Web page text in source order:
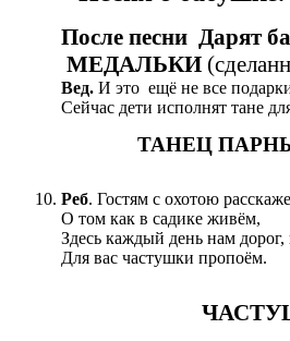
После песни Дарят
МЕДАЛЬКИ
Вед. И это ещё не все
Сейчас дети исполнят тане
ТАНЕЦ
Реб. Гостям с охотою
О том как в садике живём,
Здесь каждый день нам дорог,
Для вас частушки пропоём.